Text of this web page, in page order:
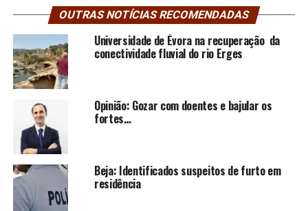
OUTRAS NOTÍCIAS RECOMENDADAS
Universidade de Évora na recuperação da
conectividade fluvial do rio Erges
Opinião: Gozar com doentes e bajular os
fortes…
Beja: Identificados suspeitos de furto em
residência